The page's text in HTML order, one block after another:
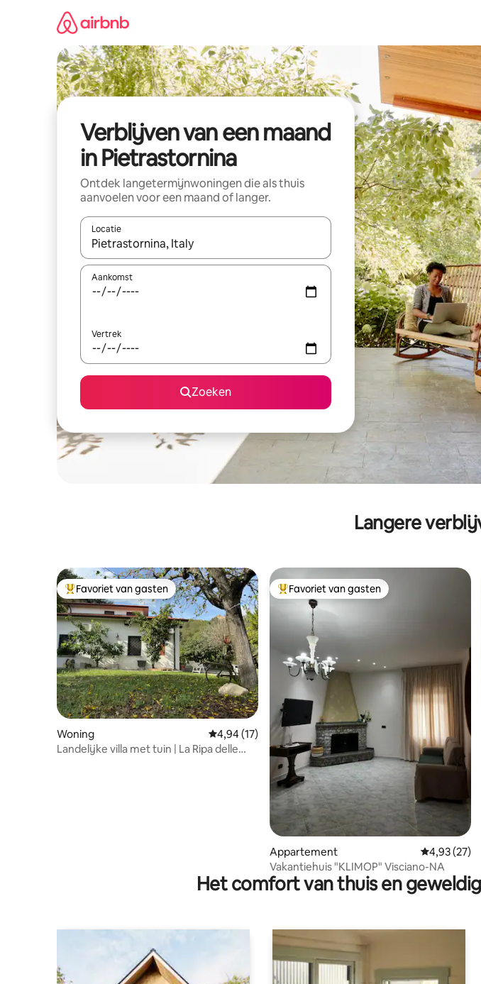
Verblijven van een maand
in Pietrastornina
Ontdek langetermijnwoningen die als thuis
aanvoelen voor een maand of langer.
Locatie
Wanneer er resultaten beschikbaar zijn, maak je een keuze met je de pijltjestoetsen
Aankomst
Vertrek
Zoeken
Langere
Topfavoriet van gasten
Favoriet van gasten
Woning Gemiddelde beoordeling van 4,94 op 5, 17 recensies
4,94 (17)
Landelijke villa met tuin | La Ripa delle
Topfavoriet van gasten
Favoriet van gasten
Appartement
4,93 (27)
Vakantiehuis "KLIMOP" Visciano-NA
Het comfort van thuis en